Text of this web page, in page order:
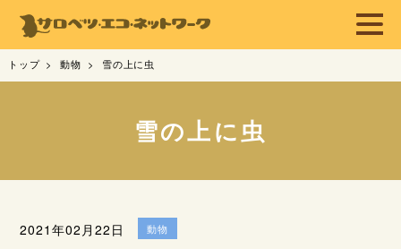
トップ 動物 雪の上に虫
雪の上に虫
2021年02月22日 動物